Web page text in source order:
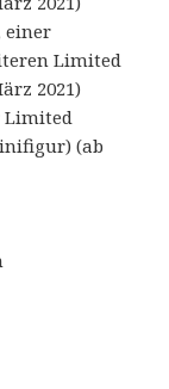
einer
Limited
2021)
Limited
(ab